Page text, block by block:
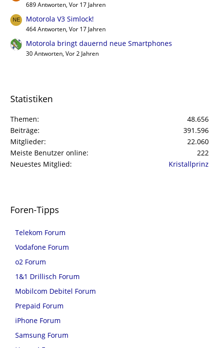
689 Antworten, Vor 17 Jahren
Motorola V3 Simlock!
464 Antworten, Vor 17 Jahren
Motorola bringt dauernd neue Smartphones
30 Antworten, Vor 2 Jahren
Statistiken
Themen
48.656
Beiträge
391.596
Mitglieder
22.060
Meiste Benutzer online
222
Neuestes Mitglied
Kristallprinz
Foren-Tipps
Telekom Forum
Vodafone Forum
o2 Forum
1&1 Drillisch Forum
Mobilcom Debitel Forum
Prepaid Forum
iPhone Forum
Samsung Forum